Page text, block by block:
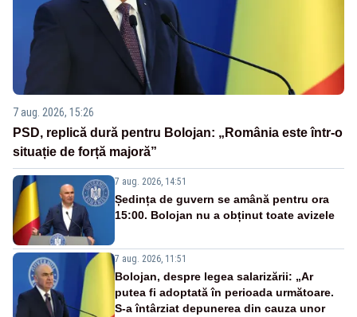
7 aug. 2026, 15:26
PSD, replică dură pentru Bolojan: „România este într-o
situație de forță majoră”
7 aug. 2026, 14:51
Ședința de guvern se amână pentru ora
15:00. Bolojan nu a obținut toate avizele
7 aug. 2026, 11:51
Bolojan, despre legea salarizării: „Ar
putea fi adoptată în perioada următoare.
S-a întârziat depunerea din cauza unor